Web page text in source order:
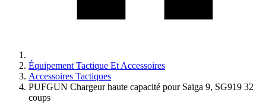
Équipement Tactique Et Accessoires
Accessoires Tactiques
PUFGUN Chargeur haute capacité pour Saiga 9, SG919 32
coups